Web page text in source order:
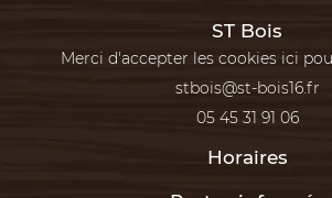
ST Bois
Merci d'accepter les cookies ici
05 45 31 91 06
Horaires